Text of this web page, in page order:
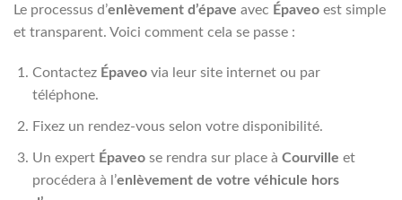
Le processus d’enlèvement d’épave avec Épaveo est simple
et transparent. Voici comment cela se passe :
Contactez Épaveovia leur site internet ou par
téléphone.
Fixez un rendez-vous selon votre disponibilité.
Un expert Épaveose rendra sur place à Courville et
procédera à l’enlèvement de votre véhicule hors